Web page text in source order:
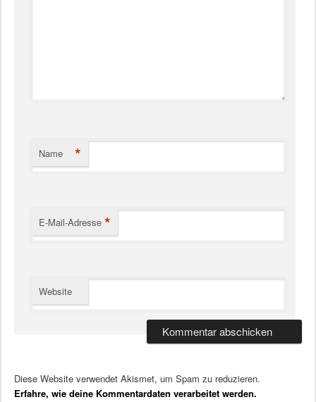
Name *
E-Mail-Adresse *
Website
Diese Website verwendet Akismet, um Spam zu reduzieren.
Erfahre, wie deine Kommentardaten verarbeitet werden.